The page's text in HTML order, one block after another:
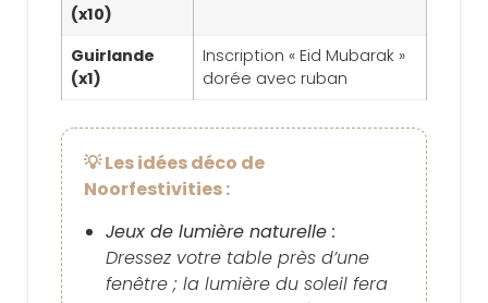
(x10)
Guirlande
(x1)
Inscription « Eid Mubarak »
dorée avec ruban
💡 Les idées déco de
Noorfestivities :
Jeux de lumière naturelle :
Dressez votre table près d’une
fenêtre ; la lumière du soleil fera